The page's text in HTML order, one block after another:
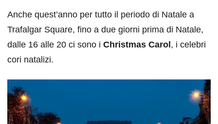
Anche quest’anno per tutto il periodo di Natale a
Trafalgar Square, fino a due giorni prima di Natale,
dalle 16 alle 20 ci sono i Christmas Carol , i celebri
cori natalizi.